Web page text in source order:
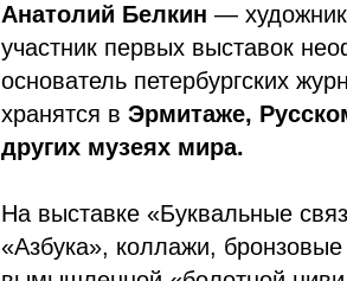
Анатолий Белкин —
участник первых выставок
основатель петербургских
хранятся в Эрмитаже,
других музеях мира.
На выставке «Буквальные
«Азбука», коллажи,